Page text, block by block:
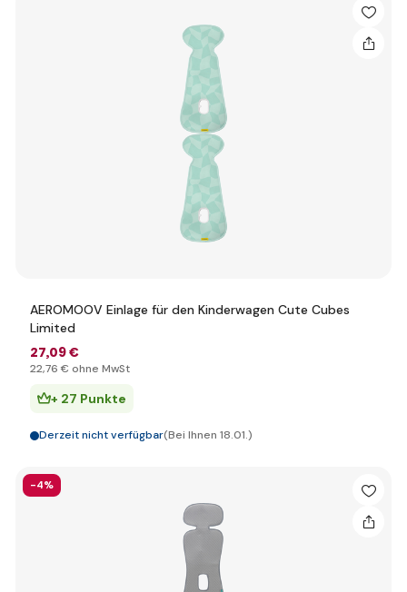
AEROMOOV Einlage für den Kinderwagen Cute Cubes
Limited
27,09 €
22,76 € ohne MwSt
+ 27 Punkte
Derzeit nicht verfügbar(Bei Ihnen 18.01.)
-4%